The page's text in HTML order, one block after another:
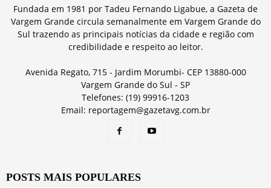
Fundada em 1981 por Tadeu Fernando Ligabue, a Gazeta de
Vargem Grande circula semanalmente em Vargem Grande do
Sul trazendo as principais notícias da cidade e região com
credibilidade e respeito ao leitor.
Avenida Regato, 715 - Jardim Morumbi- CEP 13880-000
Vargem Grande do Sul - SP
Telefones: (19) 99916-1203
Email: reportagem@gazetavg.com.br
POSTS MAIS POPULARES